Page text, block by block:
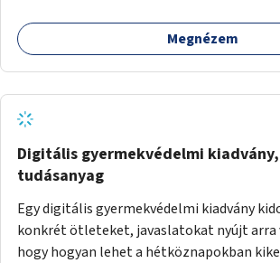
körúton, majd a Városligetig folytatódna
keresztezve.
Megnézem
Digitális gyermekvédelmi
tudásanyag
Egy digitális gyermekvédelmi kiadvány
konkrét ötleteket, javaslatokat nyújt arra
hogy hogyan lehet a hétköznapokban